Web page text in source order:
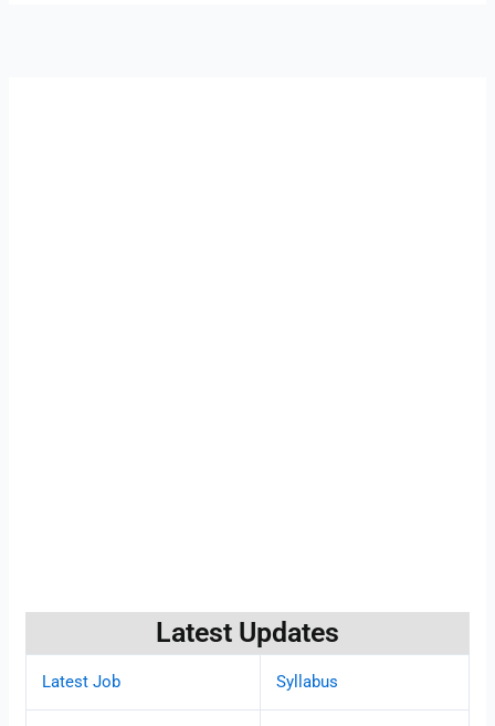
Latest Updates
Latest Job Syllabus